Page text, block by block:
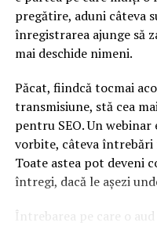
pregătire, aduni câteva
înregistrarea ajunge să
mai deschide nimeni.
Păcat, fiindcă tocmai
transmisiune, stă cea
pentru SEO. Un
vorbite, câteva întrebări
Toate astea pot deveni
întregi, dacă le așezi
Întrebarea pe care o aud